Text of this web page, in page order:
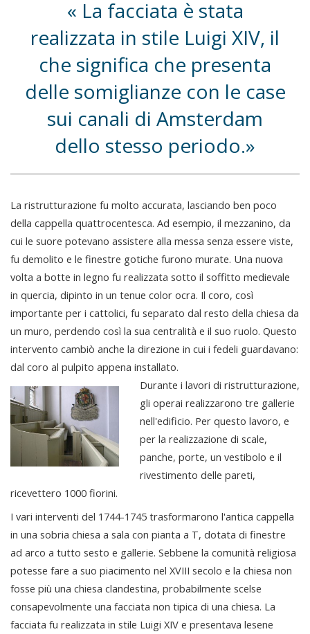
La facciata è stata
realizzata in stile Luigi XIV, il
che significa che presenta
delle somiglianze con le case
sui canali di Amsterdam
dello stesso periodo.
La ristrutturazione fu molto accurata, lasciando ben poco
della cappella quattrocentesca. Ad esempio, il mezzanino, da
cui le suore potevano assistere alla messa senza essere viste,
fu demolito e le finestre gotiche furono murate. Una nuova
volta a botte in legno fu realizzata sotto il soffitto medievale
in quercia, dipinto in un tenue color ocra. Il coro, così
importante per i cattolici, fu separato dal resto della chiesa da
un muro, perdendo così la sua centralità e il suo ruolo. Questo
intervento cambiò anche la direzione in cui i fedeli guardavano:
dal coro al pulpito appena installato.
Durante i lavori di ristrutturazione,
gli operai realizzarono tre gallerie
nell'edificio. Per questo lavoro, e
per la realizzazione di scale,
panche, porte, un vestibolo e il
rivestimento delle pareti,
ricevettero 1000 fiorini.
I vari interventi del 1744-1745 trasformarono l'antica cappella
in una sobria chiesa a sala con pianta a T, dotata di finestre
ad arco a tutto sesto e gallerie. Sebbene la comunità religiosa
potesse fare a suo piacimento nel XVIII secolo e la chiesa non
fosse più una chiesa clandestina, probabilmente scelse
consapevolmente una facciata non tipica di una chiesa. La
facciata fu realizzata in stile Luigi XIV e presentava lesene